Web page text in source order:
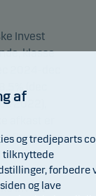
Invest
klasse
2022),
afkast er
afkast, som
Invest
af
og tredjeparts
tilknyttede
forbedre
og lave